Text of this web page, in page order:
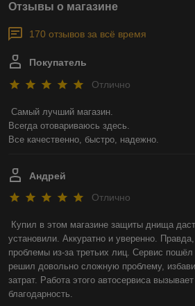
Отзывы о магазине
170 отзывов за всё время
Покупатель
Отлично
Самый лучший магазин.
Всегда отовариваюсь здесь.
Все качественно, быстро, надежно.
Андрей
Отлично
Купил в этом магазине защиты днища
установили. Аккуратно и уверенно.
проблемы из-за третьих лиц. Сервис
решил довольно сложную проблему,
затрат. Работа этого автосервиса
благодарность.